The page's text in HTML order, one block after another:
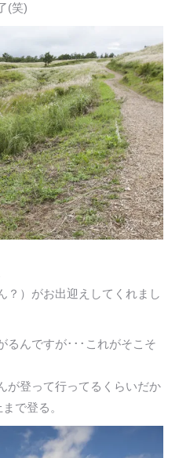
(笑)
？）がお出迎えしてくれまし
るんですが･･･これがそこそ
が登って行ってるくらいだか
で登る。